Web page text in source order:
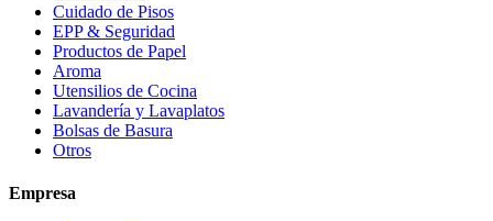
Cuidado de Pisos
EPP & Seguridad
Productos de Papel
Aroma
Utensilios de Cocina
Lavandería y Lavaplatos
Bolsas de Basura
Otros
Empresa